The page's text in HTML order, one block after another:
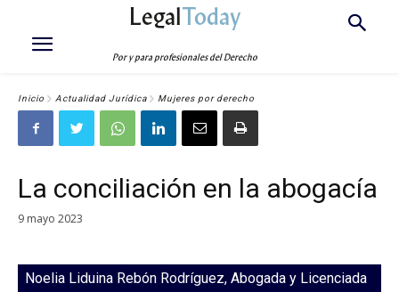
LegalToday
Por y para profesionales del Derecho
Inicio Actualidad Jurídica Mujeres por derecho
La conciliación en la abogacía
9 mayo 2023
Noelia Liduina Rebón Rodríguez, Abogada y Licenciada